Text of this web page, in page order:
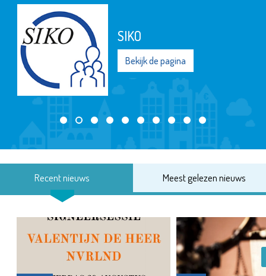
SIKO
Bekijk de pagina
Recent nieuws Meest gelezen nieuws